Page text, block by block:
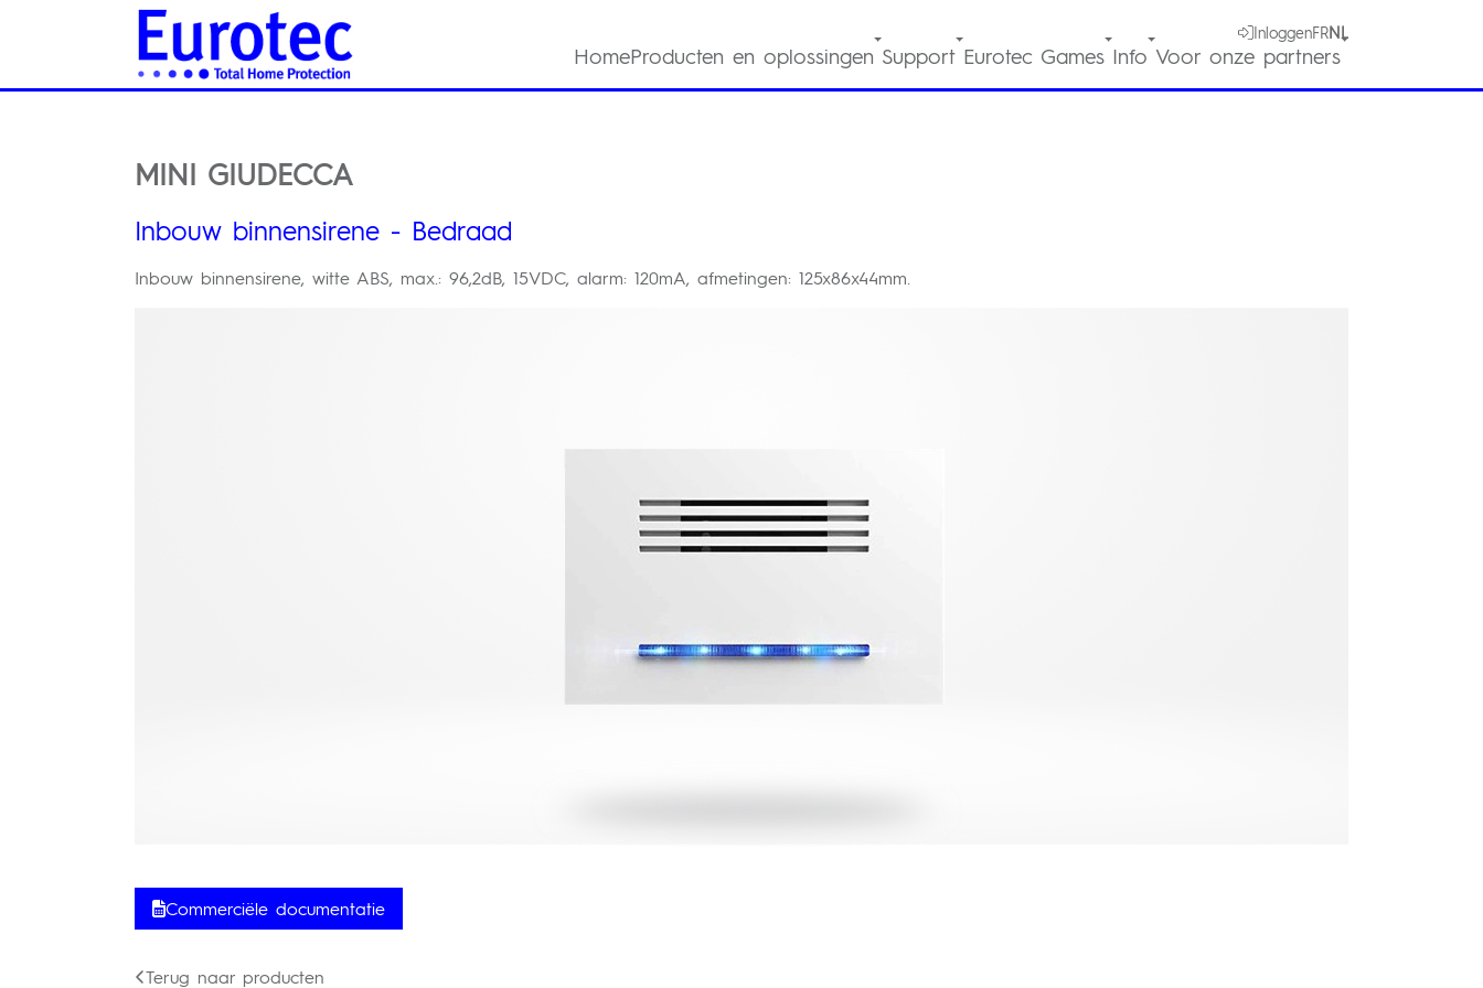
HomeProducten en oplossingen Support Eurotec Games Info Voor onze partners
InloggenFRNL
MINI GIUDECCA
Inbouw binnensirene - Bedraad
Inbouw binnensirene, witte ABS, max.: 96,2dB, 15VDC, alarm: 120mA, afmetingen: 125x86x44mm.
Commerciële documentatie
Terug naar producten